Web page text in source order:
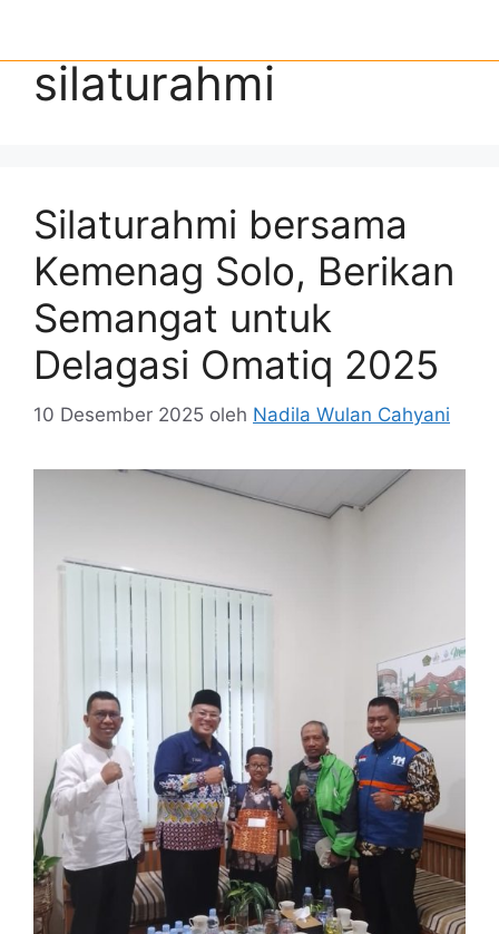
silaturahmi
Silaturahmi bersama
Kemenag Solo, Berikan
Semangat untuk
Delagasi Omatiq 2025
10 Desember 2025 oleh Nadila Wulan Cahyani